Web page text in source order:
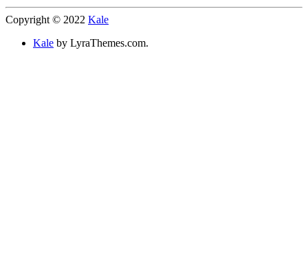
Copyright © 2022 Kale
Kale by LyraThemes.com.